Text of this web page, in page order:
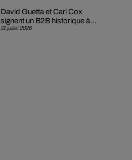
31 juillet 2026
David Guetta et Carl Cox
signent un B2B historique à
Ibiza